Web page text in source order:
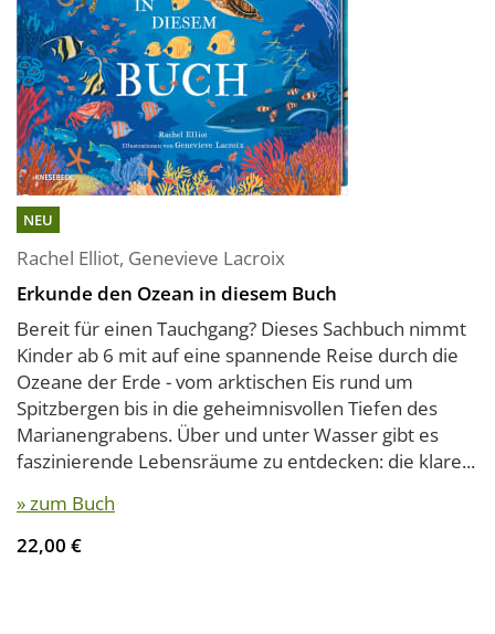
NEU
Rachel Elliot, Genevieve Lacroix
Erkunde den Ozean in diesem Buch
Bereit für einen Tauchgang? Dieses Sachbuch nimmt
Kinder ab 6 mit auf eine spannende Reise durch die
Ozeane der Erde - vom arktischen Eis rund um
Spitzbergen bis in die geheimnisvollen Tiefen des
Marianengrabens. Über und unter Wasser gibt es
faszinierende Lebensräume zu entdecken: die klare...
» zum Buch
22,00 €